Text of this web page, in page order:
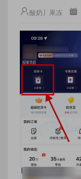
酸奶丿果冻